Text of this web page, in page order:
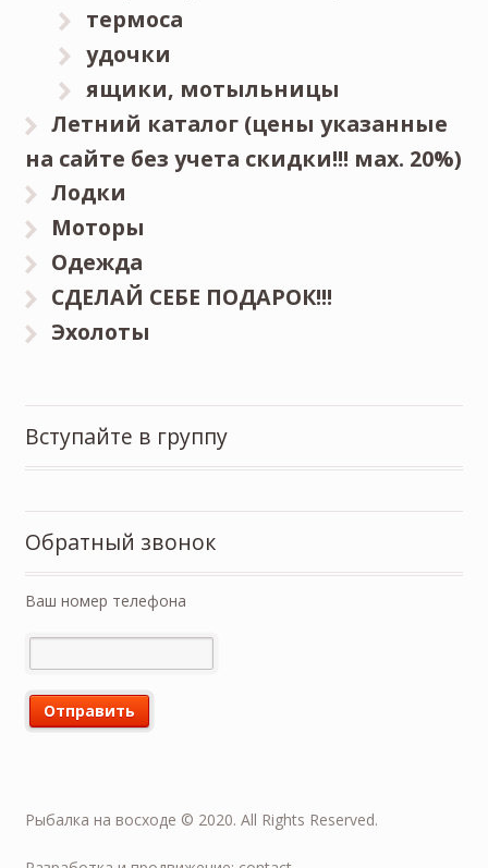
термоса
удочки
ящики, мотыльницы
Летний каталог (цены указанные
на сайте без учета скидки!!! мах. 20%)
Лодки
Моторы
Одежда
СДЕЛАЙ СЕБЕ ПОДАРОК!!!
Эхолоты
Вступайте в группу
Обратный звонок
Ваш номер телефона
Рыбалка на восходе © 2020. All Rights Reserved.